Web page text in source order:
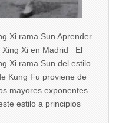
Xi rama Sun Aprender
Xing Xi en Madrid El
Xi rama Sun del estilo
Kung Fu proviene de
mayores exponentes
estilo a principios